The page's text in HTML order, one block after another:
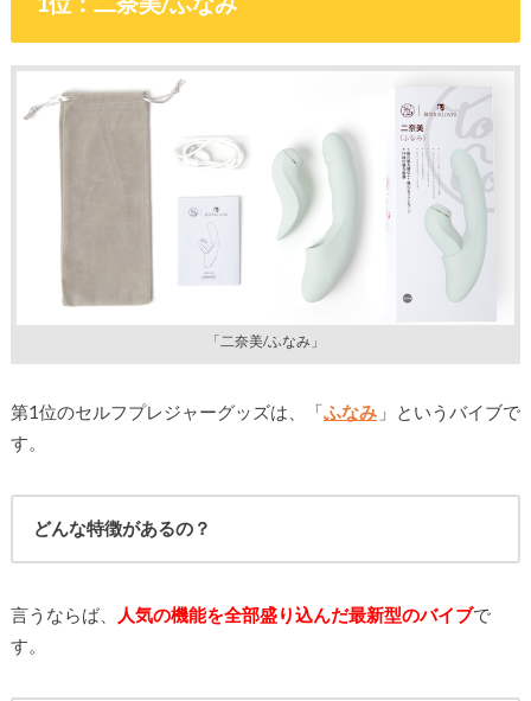
「二奈美/ふなみ」
第1位のセルフプレジャーグッズは、「ふなみ 」というバイブで
す。
どんな特徴があるの？
言うならば、 人気の機能を全部盛り込んだ最新型のバイブで
す。